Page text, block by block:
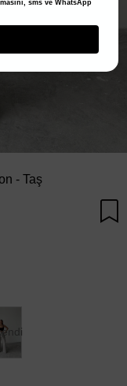
- Taş
sms ve WhatsApp